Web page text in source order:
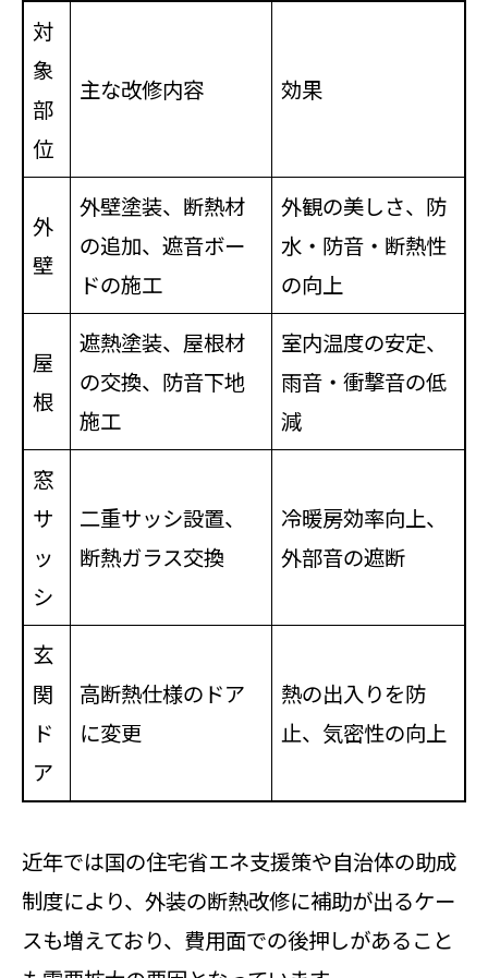
対
象
部
位
主な改修内容 効果
外
壁
外壁塗装、断熱材
の追加、遮音ボー
ドの施工
外観の美しさ、防
水・防音・断熱性
の向上
屋
根
遮熱塗装、屋根材
の交換、防音下地
施工
室内温度の安定、
雨音・衝撃音の低
減
窓
サ
ッ
シ
二重サッシ設置、
断熱ガラス交換
冷暖房効率向上、
外部音の遮断
玄
関
ド
ア
高断熱仕様のドア
に変更
熱の出入りを防
止、気密性の向上
近年では国の住宅省エネ支援策や自治体の助成
制度により、外装の断熱改修に補助が出るケー
スも増えており、費用面での後押しがあること